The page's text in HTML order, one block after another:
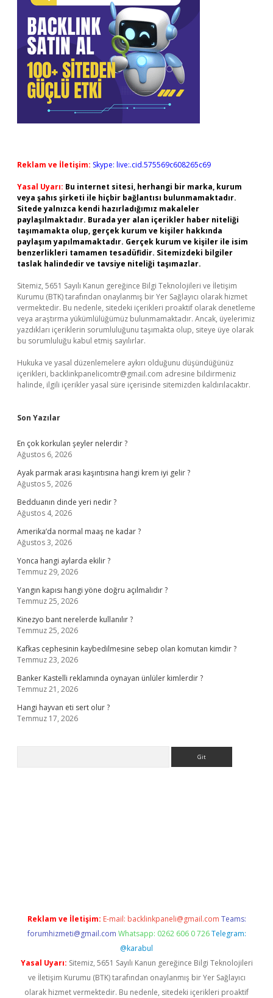
Reklam ve İletişim: Skype: live:.cid.575569c608265c69
Yasal Uyarı: Bu internet sitesi, herhangi bir marka, kurum
veya şahıs şirketi ile hiçbir bağlantısı bulunmamaktadır.
Sitede yalnızca kendi hazırladığımız makaleler
paylaşılmaktadır. Burada yer alan içerikler haber niteliği
taşımamakta olup, gerçek kurum ve kişiler hakkında
paylaşım yapılmamaktadır. Gerçek kurum ve kişiler ile isim
benzerlikleri tamamen tesadüfidir. Sitemizdeki bilgiler
taslak halindedir ve tavsiye niteliği taşımazlar.
Sitemiz, 5651 Sayılı Kanun gereğince Bilgi Teknolojileri ve İletişim
Kurumu (BTK) tarafından onaylanmış bir Yer Sağlayıcı olarak hizmet
vermektedir. Bu nedenle, sitedeki içerikleri proaktif olarak denetleme
veya araştırma yükümlülüğümüz bulunmamaktadır. Ancak, üyelerimiz
yazdıkları içeriklerin sorumluluğunu taşımakta olup, siteye üye olarak
bu sorumluluğu kabul etmiş sayılırlar.
Hukuka ve yasal düzenlemelere aykırı olduğunu düşündüğünüz
içerikleri, backlinkpanelicomtr@gmail.com adresine bildirmeniz
halinde, ilgili içerikler yasal süre içerisinde sitemizden kaldırılacaktır.
Son Yazılar
En çok korkulan şeyler nelerdir ?
Ağustos 6, 2026
Ayak parmak arası kaşıntısına hangi krem iyi gelir ?
Ağustos 5, 2026
Bedduanın dinde yeri nedir ?
Ağustos 4, 2026
Amerika’da normal maaş ne kadar ?
Ağustos 3, 2026
Yonca hangi aylarda ekilir ?
Temmuz 29, 2026
Yangın kapısı hangi yöne doğru açılmalıdır ?
Temmuz 25, 2026
Kinezyo bant nerelerde kullanılır ?
Temmuz 25, 2026
Kafkas cephesinin kaybedilmesine sebep olan komutan kimdir ?
Temmuz 23, 2026
Banker Kastelli reklamında oynayan ünlüler kimlerdir ?
Temmuz 21, 2026
Hangi hayvan eti sert olur ?
Temmuz 17, 2026
Reklam ve İletişim: E-mail: backlinkpaneli@gmail.com Teams:
forumhizmeti@gmail.com Whatsapp: 0262 606 0 726 Telegram:
@karabul
Yasal Uyarı: Sitemiz, 5651 Sayılı Kanun gereğince Bilgi Teknolojileri
ve İletişim Kurumu (BTK) tarafından onaylanmış bir Yer Sağlayıcı
olarak hizmet vermektedir. Bu nedenle, sitedeki içerikleri proaktif